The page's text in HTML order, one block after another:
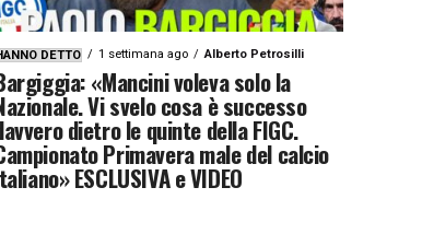
DETTO 1 settimana ago Alberto Petrosilli
«Mancini voleva solo la
Vi svelo cosa è successo
dietro le quinte della FIGC.
Primavera male del calcio
ESCLUSIVA e VIDEO